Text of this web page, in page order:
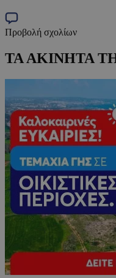
Προβολή σχολίων
ΤΑ ΑΚΙΝΗΤΑ